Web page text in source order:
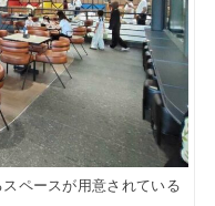
ペースが用意されている